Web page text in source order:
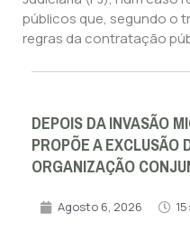
públicos que, segundo o
regras da contratação
DEPOIS DA INVASÃO
PROPÕE A EXCLUSÃO
ORGANIZAÇÃO
Agosto 6, 2026